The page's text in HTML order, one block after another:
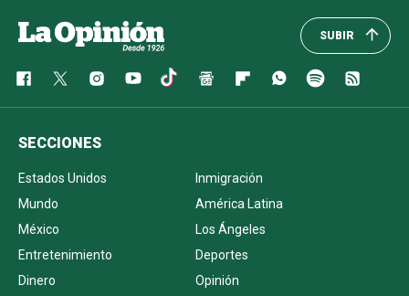
SUBIR
SECCIONES
Estados Unidos
Inmigración
Mundo
América Latina
México
Los Ángeles
Entretenimiento
Deportes
Dinero
Opinión